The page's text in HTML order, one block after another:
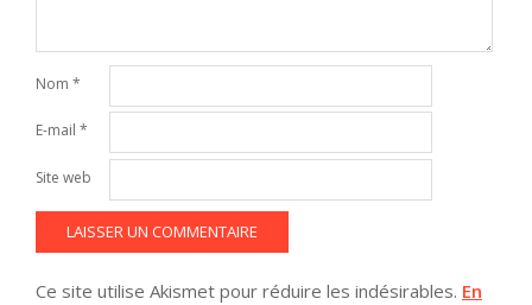
Nom *
E-mail *
Site web
Ce site utilise Akismet pour réduire les indésirables. En